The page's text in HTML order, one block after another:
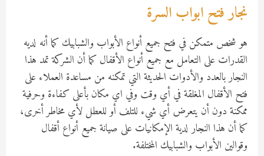
نجار فتح ابواب السرة
هو شخص متمكن في فتح جميع أنواع الأبواب والشبابيك كما أنه لديه
القدرات على التعامل مع جميع أنواع الأقفال كما أن الشركة تمد هذا
النجار بالعدد والأدوات الحديثة التي تمكنه من مساعدة العملاء على
فتح الأقفال المغلقة في أي وقت وفي اي مكان بأعلى كفاءة وحرفية
ممكنة دون أن يتعرض أي شيء للتلف أو للعطل لأي مخاطر أخرى،
كما أن هذا النجار لدية الإمكانيات على صيانة جميع أنواع أقفال
وقوالين الأبواب والشبابيك المختلفة.